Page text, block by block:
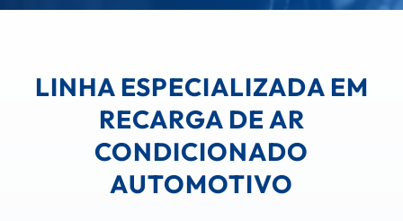
LINHA ESPECIALIZADA EM
RECARGA DE AR
CONDICIONADO
AUTOMOTIVO